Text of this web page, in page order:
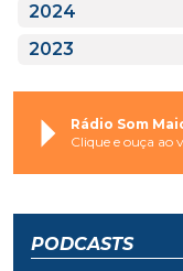
2024
2023
Rádio Som
Clique e ouça ao
PODCASTS